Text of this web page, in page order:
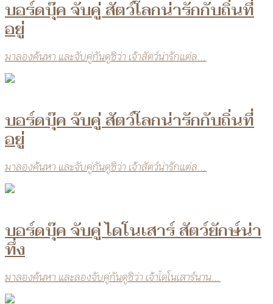
บอร์ดบุ๊ค จับคู่ สัตว์โลกน่ารักกับถิ่นที่
อยู่
มาลองค้นหา และจับคู่กันดูซิว่า เจ้าสัตว์น่ารักแต่ล...
บอร์ดบุ๊ค จับคู่ สัตว์โลกน่ารักกับถิ่นที่
อยู่
มาลองค้นหา และจับคู่กันดูซิว่า เจ้าสัตว์น่ารักแต่ล...
บอร์ดบุ๊ค จับคู่ ไดโนเสาร์ สัตว์ยักษ์น่า
ทึ่ง
มาลองค้นหา และลองจับคู่กันดูซิว่า เจ้าไดโนเสาร์นาน...